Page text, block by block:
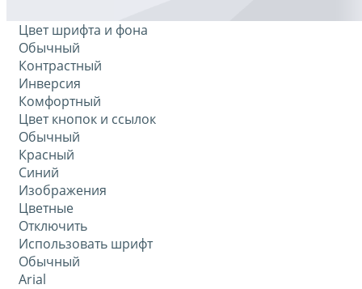
Цвет шрифта и фона
Обычный
Контрастный
Инверсия
Комфортный
Цвет кнопок и ссылок
Обычный
Красный
Синий
Изображения
Цветные
Отключить
Использовать шрифт
Обычный
Arial